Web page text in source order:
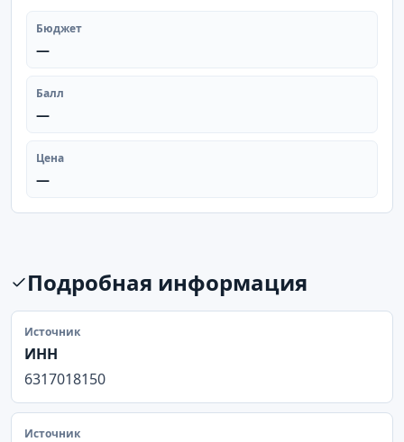
Бюджет
—
Балл
—
Цена
—
Подробная информация
Источник
ИНН
6317018150
Источник